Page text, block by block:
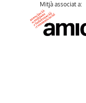
Mitjà associat a: